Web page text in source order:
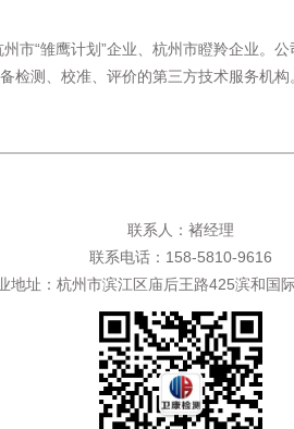
市“雏鹰计划”企业、杭州市瞪羚企业。
检测、校准、评价的第三方技术服务机构
联系人：褚经理
联系电话：158-5810-9616
地址：杭州市滨江区庙后王路425滨和国